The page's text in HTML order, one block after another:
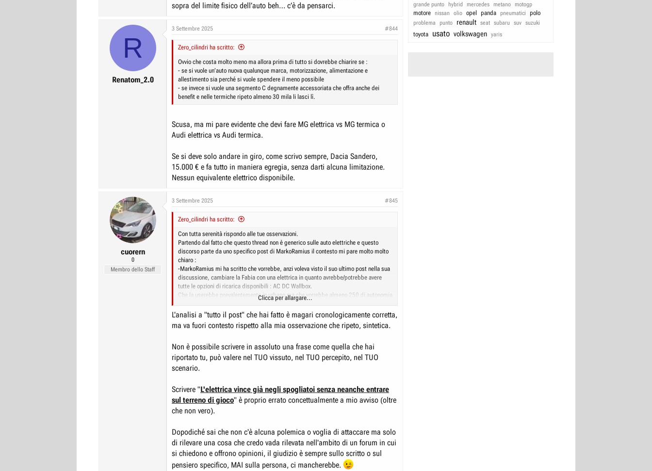
sopra del limite fisico dell’auto beh… c’è da pensarci.
R
Renatom_2.0
3 Settembre 2025 #844
Zero_cilindri ha scritto:
Ovvio che costa molto meno ma allora prima di tutto si dovrebbe chiarire se :
- se si vuole un’auto nuova qualunque marca, motorizzazione, alimentazione e
allestimento sia perché si vuole spendere il meno possibile
- se invece si vuole una segmento C degnamente accessoriata che offra anche dei
benefit e nelle termiche ripeto almeno 30 mila li lasci lì.
Scusa, ma mi pare evidente che devi fare MG elettrica vs MG termica o
Audi elettrica vs Audi termica.
Se si deve solo andare in giro, come scrivo sempre, Dacia Sandero,
15.000 € e fa tutto in maniera egregia, senza darti alcuna limitazione.
Nessun equivalente elettrico disponibile.
cuorern
0
Membro dello Staff
3 Settembre 2025 #845
Zero_cilindri ha scritto:
Con tutta serenità rispondo alle tue osservazioni.
Partendo dal fatto che questo thread non è generico sulle auto elettriche e questo
discorso parte da uno specifico post di MarkoRamius il contesto mi pare molto molto
chiaro :
-MarkoRamius mi ha scritto che vorrebbe, anzi voleva visto il suo ultimo post nella sua
discussione, cambiare la Fabia con una elettrica in quanto avrebbe/potrebbe avere
tutte le opzioni di ricarica disponibili : AC DC Wallbox.
Che la userebbe prevalentemente in urbano ma che vorrebbe almeno 250 di autonomia
Inoltre mi specifica che leggendo gli ultimi miei post il costo chilometrico con ricariche
esterne è uguale se non leggermente più alto di una termica.
-Tu sei intervenuto, visto che fai solo appunto ricariche esterne, dichiarando che i costi
più alti dell’elettrica”. Oltre a tutti i vantaggi fiscali come bollo , area C, parcheggi,
ecc ecc.
Inoltre alla fine dichiari “se potessimo ricaricare come voi in garage il costo x kWh si
dimezza”
-Poi spunta Renatom che ti fa notare che tu puoi fare questi conti perché l’auto l’hai
presa usata ad un costo stracciato e fa notare che chi invece la compra nuova a prezzo
pieno praticamente nonostante i vantaggi fiscali non rientrerà mai dei costi sostenuti.
-Intervengo io e faccio notare a Renatom che non solo un’auto elettrica ma tutte le auto
MarkoRamius anche se hanno consumi bassissimi e vantaggi fiscali non
compenseranno mai i costi di acquisto.
Cosa nettamente differente invece se MarkoRamius dovesse per forza e non per sfizio
sostituire la sua Fabia con un’auto nuova dove a parità di segmento e più o meno di
costo di acquisto, ho fatto anche degli esempi specifici, come anche Tu hai dichiarato i
Clicca per allargare...
L'analisi a "tutto il post" che hai fatto è magari cronologicamente corretta,
ma va fuori contesto rispetto alla mia osservazione che ripeto, sintetica.
Non è possibile scrivere in assoluto una frase come quella che hai
riportato tu, può valere nel TUO vissuto, nel TUO percepito, nel TUO
scenario.
Scrivere "L'elettrica vince già negli spogliatoi senza neanche entrare
sul terreno di gioco" è proprio errato concettualmente a mio avviso (oltre
che non vero).
Dopodiché sai che non c'è alcuna polemica o voglia di attaccare ma solo
di rilevare una cosa che credo vada rilevata nell'ambito di un forum in cui
si chiedono e offrono opinioni, il giudizio è sempre sullo scritto o sul
pensiero specifico, MAI sulla persona, ci mancherebbe.
grande punto hybrid mercedes metano motogp
motore nissan olio opel panda pneumatici polo
problema punto renault seat subaru suv suzuki
toyota usato volkswagen yaris